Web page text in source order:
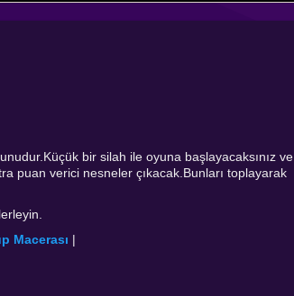
bir silah ile oyuna başlayacaksınız ve
puan verici nesneler çıkacak.Bunları toplayarak
Macerası |